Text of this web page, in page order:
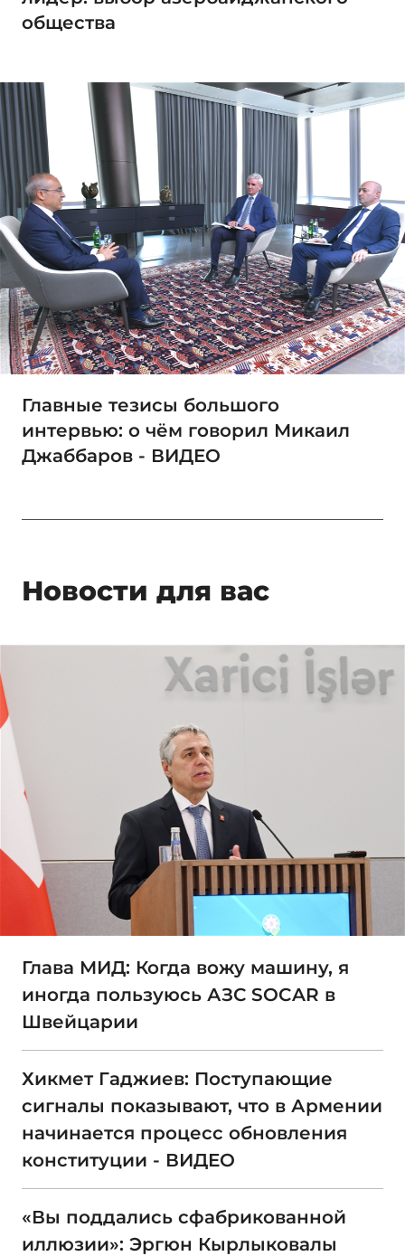
общества
Главные тезисы большого
интервью: о чём говорил Микаил
Джаббаров - ВИДЕО
Новости для вас
Глава МИД: Когда вожу машину, я
иногда пользуюсь АЗС SOCAR в
Швейцарии
Хикмет Гаджиев: Поступающие
сигналы показывают, что в Армении
начинается процесс обновления
конституции - ВИДЕО
«Вы поддались сфабрикованной
иллюзии»: Эргюн Кырлыковалы